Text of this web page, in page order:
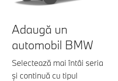
Adaugă un
automobil BMW
Selectează mai întâi seria
și continuă cu tipul